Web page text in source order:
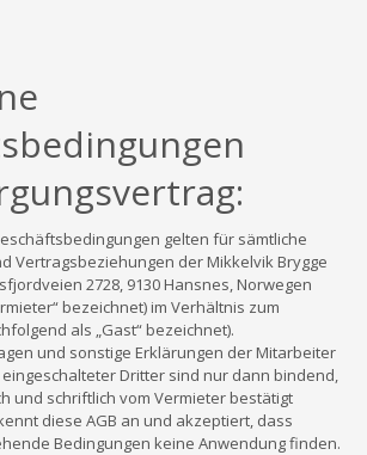
gelten für sämtliche
Vertragsbeziehungen der Mikkelvik Brygge
2728, 9130 Hansnes, Norwegen
bezeichnet) im Verhältnis zum
als „Gast“ bezeichnet).
und sonstige Erklärungen der Mitarbeiter
Dritter sind nur dann bindend,
und schriftlich vom Vermieter bestätigt
diese AGB an und akzeptiert, dass
Bedingungen keine Anwendung finden.